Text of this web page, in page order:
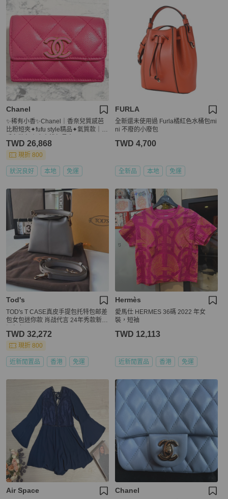
Chanel
✨稀有小香✨Chanel｜香奈兒質感芭
比粉短夾✦fufu style精品✦氣質款｜二
TWD 26,868
現折 800
狀況良好 本地 免運
FURLA
全新還未使用過 Furla橘紅色水桶包mi
ni 不廢的小廢包
TWD 4,700
全新品 本地 免運
Tod's
TOD's T CASE真皮手提包托特包邮差
包女包迷你款 肖战代言 24年秀款新色
TWD 32,272
現折 800
近新閒置品 香港 免運
Hermès
愛馬仕 HERMES 36碼 2022 年女
裝，短袖
TWD 12,113
近新閒置品 香港 免運
Air Space Chanel